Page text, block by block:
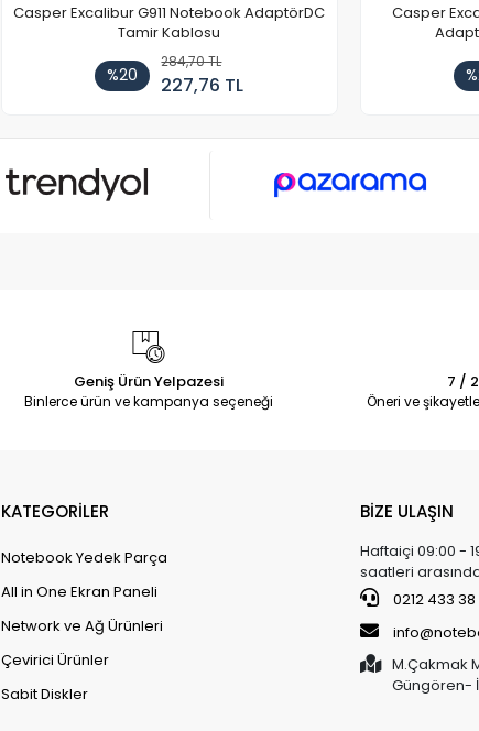
Casper Excalibur G911 Notebook AdaptörDC
Tamir Kablosu
%20
284,70 TL
227,76 TL
Casper
Geniş Ürün Yelpazesi
Binlerce ürün ve kampanya seçeneği
7 /
Öneri ve
KATEGORİLER
Notebook Yedek Parça
All in One Ekran Paneli
Network ve Ağ Ürünleri
Çevirici Ürünler
Sabit Diskler
BİZE ULAŞIN
Haftaiçi 09:00 -
saatleri
0212 433 38
M.Çakmak
Güngören-